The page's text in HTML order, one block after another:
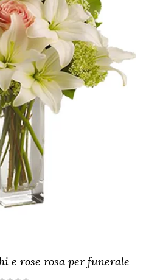
e rose rosa per funerale